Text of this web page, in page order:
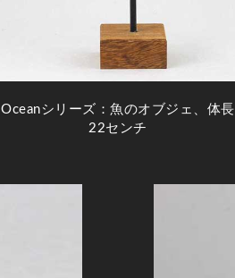
Oceanシリーズ：魚のオブジェ、体長
22センチ